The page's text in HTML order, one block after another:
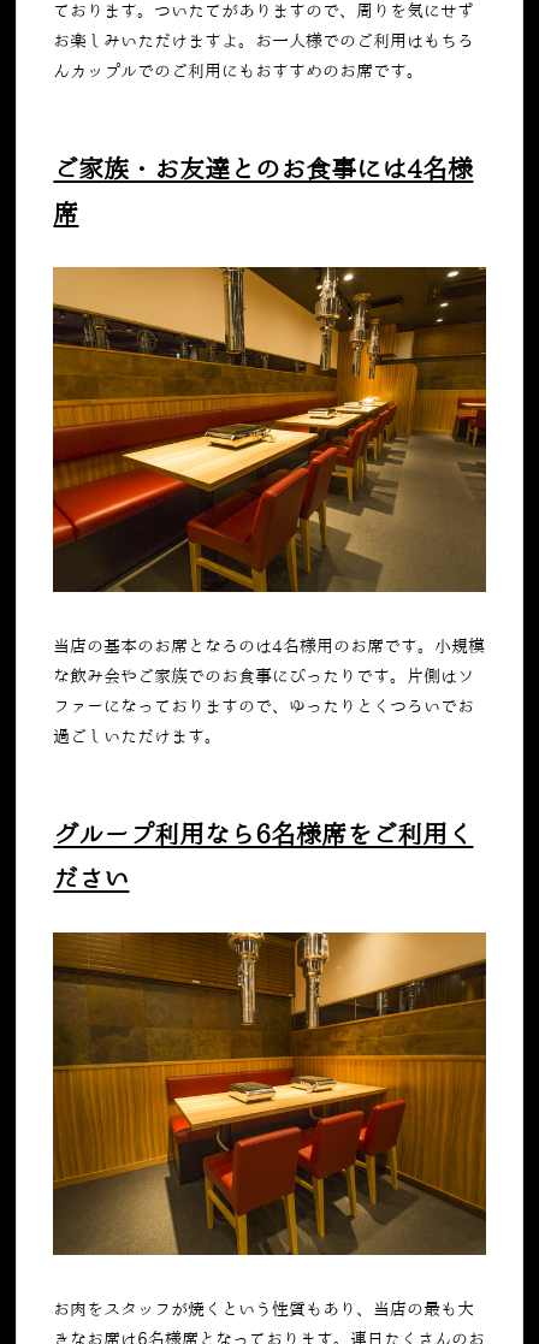
ております。ついたてがありますので、周りを気にせず
お楽しみいただけますよ。お一人様でのご利用はもちろ
んカップルでのご利用にもおすすめのお席です。
ご家族・お友達とのお食事には4名様
席
当店の基本のお席となるのは4名様用のお席です。小規模
な飲み会やご家族でのお食事にぴったりです。片側はソ
ファーになっておりますので、ゆったりとくつろいでお
過ごしいただけます。
グループ利用なら6名様席をご利用く
ださい
お肉をスタッフが焼くという性質もあり、当店の最も大